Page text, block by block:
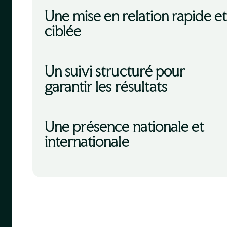
Une mise en relation rapide et
ciblée
Un suivi structuré pour
garantir les résultats
Une présence nationale et
internationale